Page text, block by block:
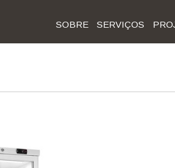
SOBRE SERVIÇOS